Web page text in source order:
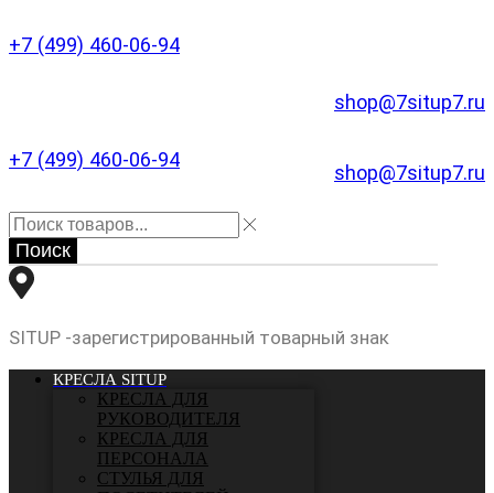
+7 (499) 460-06-94
shop@7situp7.ru
+7 (499) 460-06-94
shop@7situp7.ru
Поиск
SITUP -зарегистрированный товарный знак
КРЕСЛА SITUP
КРЕСЛА ДЛЯ
РУКОВОДИТЕЛЯ
КРЕСЛА ДЛЯ
ПЕРСОНАЛА
СТУЛЬЯ ДЛЯ